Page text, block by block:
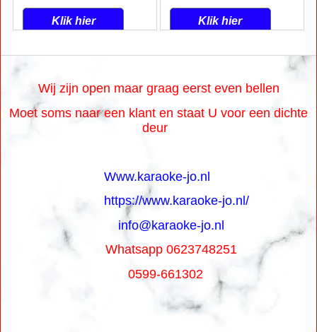
Klik hier Klik hier
Wij zijn open maar graag eerst even bellen
Moet soms naar een klant en staat U voor een dichte
deur
Www.karaoke-jo.nl
https://www.karaoke-jo.nl/
info@karaoke-jo.nl
Whatsapp 0623748251
0599-661302